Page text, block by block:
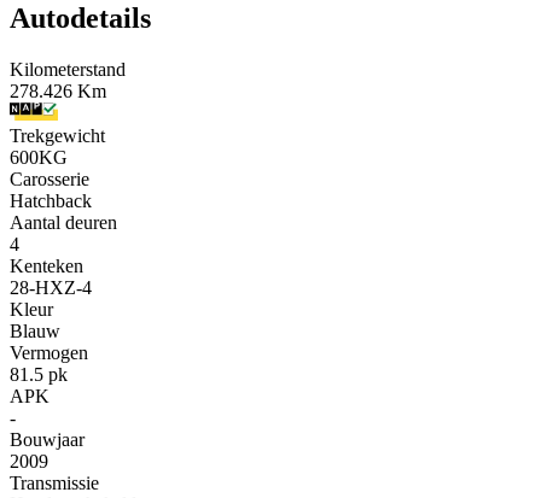
Autodetails
Kilometerstand
278.426 Km
Trekgewicht
600KG
Carosserie
Hatchback
Aantal deuren
4
Kenteken
28-HXZ-4
Kleur
Blauw
Vermogen
81.5 pk
APK
-
Bouwjaar
2009
Transmissie